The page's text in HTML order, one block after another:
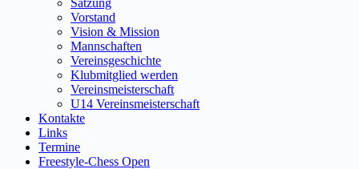
Satzung
Vorstand
Vision & Mission
Mannschaften
Vereinsgeschichte
Klubmitglied werden
Vereinsmeisterschaft
U14 Vereinsmeisterschaft
Kontakte
Links
Termine
Freestyle-Chess Open